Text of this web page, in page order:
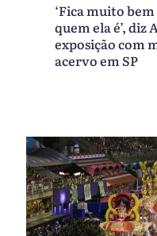
‘Fica muito
quem ela é’,
exposição com
acervo em SP